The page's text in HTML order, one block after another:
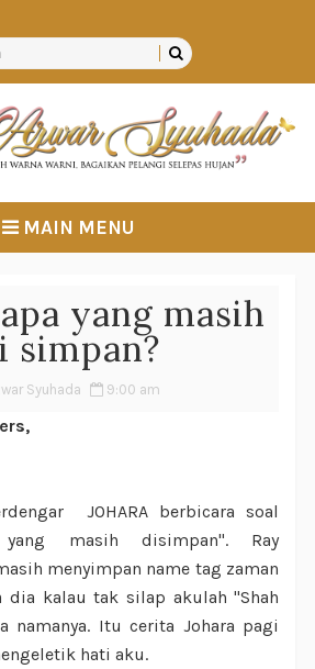
MAIN MENU
yang masih
simpan?
Syuhada 9:00 am
JOHARA berbicara soal
masih disimpan". Ray
menyimpan name tag zaman
dia kalau tak silap akulah "Shah
namanya. Itu cerita Johara pagi
hati aku.